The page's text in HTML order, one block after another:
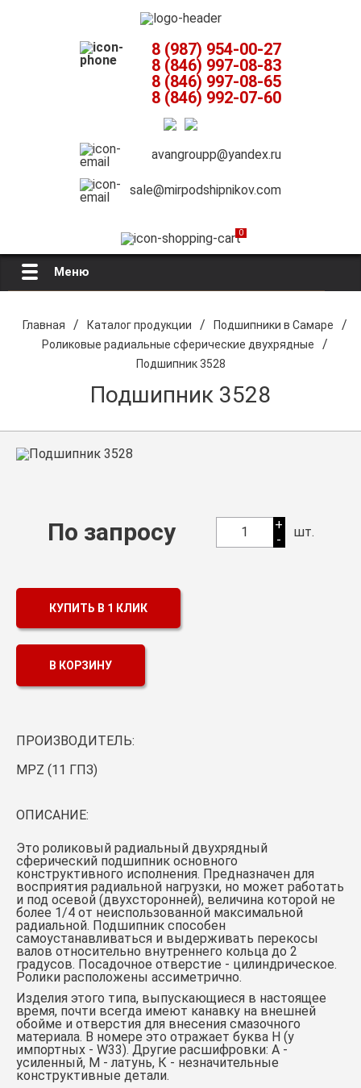
8 (987) 954-00-27
8 (846) 997-08-83
8 (846) 997-08-65
8 (846) 992-07-60
avangroupp@yandex.ru
sale@mirpodshipnikov.com
0
Меню
О компании
Подшипники в Самаре
Смазка
Контакты
Главная / Каталог продукции / Подшипники в Самаре /
Роликовые радиальные сферические двухрядные /
Подшипник 3528
Подшипник 3528
По запросу 1
+
-
шт.
КУПИТЬ В 1 КЛИК
В КОРЗИНУ
ПРОИЗВОДИТЕЛЬ:
MPZ (11 ГПЗ)
ОПИСАНИЕ:
Это роликовый радиальный двухрядный
сферический подшипник основного
конструктивного исполнения. Предназначен для
восприятия радиальной нагрузки, но может работать
и под осевой (двухсторонней), величина которой не
более 1/4 от неиспользованной максимальной
радиальной. Подшипник способен
самоустанавливаться и выдерживать перекосы
валов относительно внутреннего кольца до 2
градусов. Посадочное отверстие - цилиндрическое.
Ролики расположены ассиметрично.
Изделия этого типа, выпускающиеся в настоящее
время, почти всегда имеют канавку на внешней
обойме и отверстия для внесения смазочного
материала. В номере это отражает буква Н (у
импортных - W33). Другие расшифровки: А -
усиленный, М - латунь, К - незначительные
конструктивные детали.